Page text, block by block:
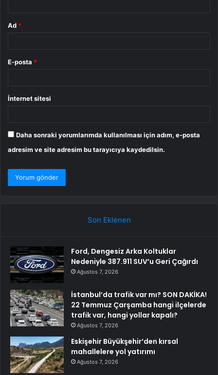
Ad *
E-posta *
İnternet sitesi
Daha sonraki yorumlarımda kullanılması için adım, e-posta
adresim ve site adresim bu tarayıcıya kaydedilsin.
Son Eklenen
Ford, Dengesiz Arka Koltuklar
Nedeniyle 387.911 SUV’u Geri Çağırdı
Ağustos 7, 2026
İstanbul’da trafik var mı? SON DAKİKA!
22 Temmuz Çarşamba hangi ilçelerde
trafik var, hangi yollar kapalı?
Ağustos 7, 2026
Eskişehir Büyükşehir’den kırsal
mahallelere yol yatırımı
Ağustos 7, 2026